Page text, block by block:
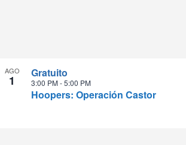
AGO
1
Hoopers: Operación Castor
3:00 PM-5:00 PM
Gratuito